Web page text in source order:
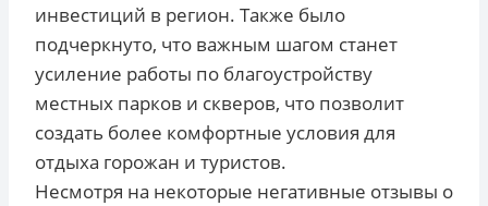
инвестиций в регион. Также было
подчеркнуто, что важным шагом станет
усиление работы по благоустройству
местных парков и скверов, что позволит
создать более комфортные условия для
отдыха горожан и туристов.
Несмотря на некоторые негативные отзывы о